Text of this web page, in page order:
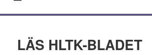
LÄS HLTK-BLADET